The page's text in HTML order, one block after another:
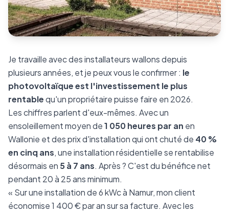
Je travaille avec des installateurs wallons depuis
plusieurs années, et je peux vous le confirmer : le
photovoltaïque est l'investissement le plus
rentablequ'un propriétaire puisse faire en 2026.
Les chiffres parlent d'eux-mêmes. Avec un
ensoleillement moyen de1 050 heures par an en
Wallonie et des prix d'installation qui ont chuté de 40 %
en cinq ans, une installation résidentielle se rentabilise
désormais en 5 à 7 ans. Après ? C'est du bénéfice net
pendant 20 à 25 ans minimum.
« Sur une installation de 6 kWc à Namur, mon client
économise 1 400 € par an sur sa facture. Avec les